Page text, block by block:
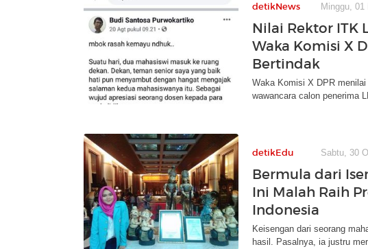
detikNews Minggu, 01
Nilai Rektor ITK
Waka Komisi X
Bertindak
Waka Komisi X DPR
wawancara calon penerima
detikEdu Sabtu, 30
Bermula dari
Ini Malah Raih
Indonesia
Keisengan dari seorang
hasil. Pasalnya, ia justru